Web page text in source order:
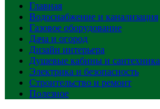
Главная
Водоснабжение и канализация
Газовое оборудование
Дача и огород
Дизайн интерьера
Душевые кабины и сантехника
Электрика и безопасность
Строительство и ремонт
Полезное